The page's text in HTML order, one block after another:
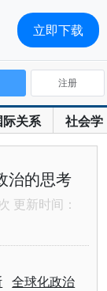
际关系 社会学
注册
治的思考
更新时间：
全球化政治
立即下载